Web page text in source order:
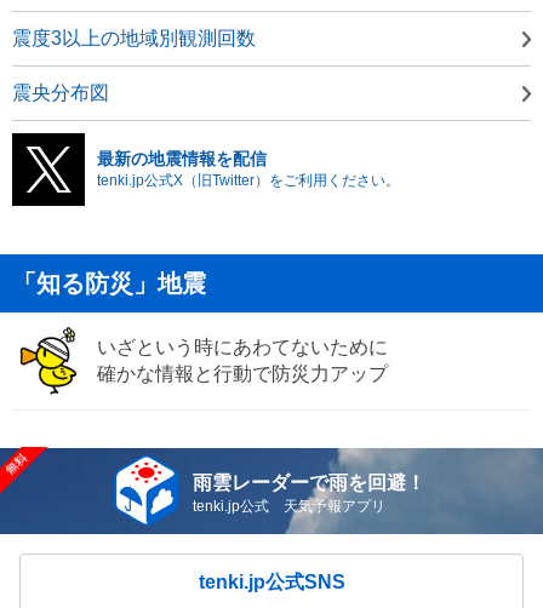
震度3以上の地域別観測回数
震央分布図
最新の地震情報を配信
tenki.jp公式X（旧Twitter）をご利用ください。
「知る防災」地震
いざという時にあわてないために
確かな情報と行動で防災力アップ
雨雲レーダーで雨を回避！
tenki.jp公式 天気予報アプリ
tenki.jp公式SNS